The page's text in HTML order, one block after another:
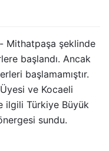
Mithatpaşa şeklinde
başlandı. Ancak
başlamamıştır.
ve Kocaeli
ilgili Türkiye Büyük
sundu.